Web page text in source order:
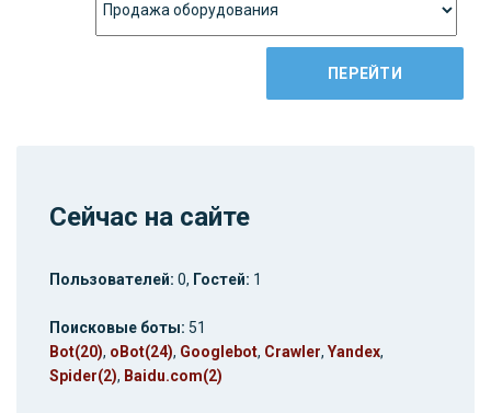
Сейчас на сайте
Пользователей: 0, Гостей: 1
Поисковые боты: 51
Bot(20), oBot(24), Googlebot, Crawler, Yandex,
Spider(2), Baidu.com(2)